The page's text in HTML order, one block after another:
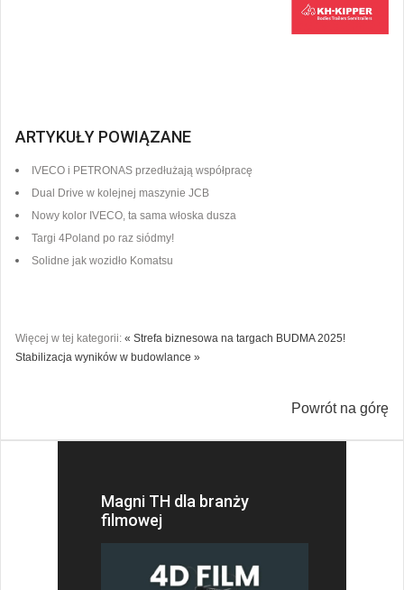
ARTYKUŁY POWIĄZANE
IVECO i PETRONAS przedłużają współpracę
Dual Drive w kolejnej maszynie JCB
Nowy kolor IVECO, ta sama włoska dusza
Targi 4Poland po raz siódmy!
Solidne jak wozidło Komatsu
Więcej w tej kategorii: « Strefa biznesowa na targach BUDMA 2025!
Stabilizacja wyników w budowlance »
Powrót na górę
Magni TH dla branży
filmowej